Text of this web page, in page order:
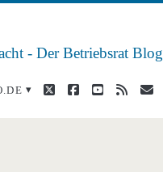
- Der Betriebsrat Blog
twitterfacebook
youtube
rss E-